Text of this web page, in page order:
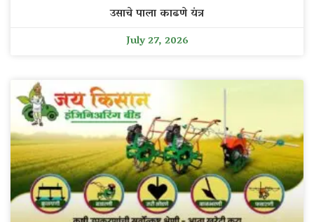
उसाचे पाला काढणे यंत्र
July 27, 2026